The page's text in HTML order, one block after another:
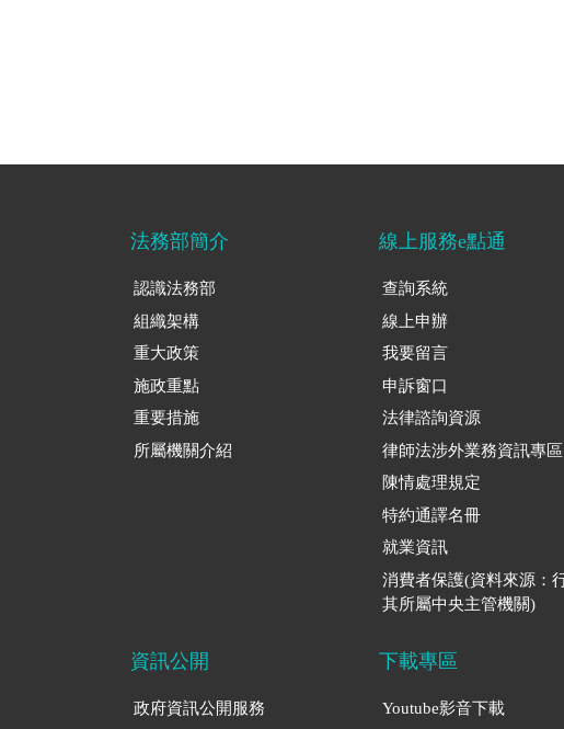
法務部簡介
認識法務部
組織架構
重大政策
施政重點
重要措施
所屬機關介紹
線上服務e點通
查詢系統
線上申辦
我要留言
申訴窗口
法律諮詢資源
律師法涉外業務資訊專區
陳情處理規定
特約通譯名冊
就業資訊
消費者保護(資料來源：
其所屬中央主管機關)
資訊公開
政府資訊公開服務
下載專區
Youtube影音下載